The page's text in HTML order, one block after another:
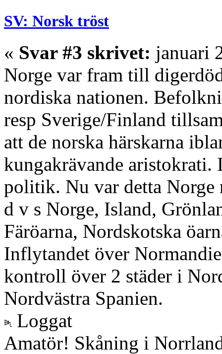
SV: Norsk tröst
« Svar #3 skrivet: januari
Norge var fram till
nordiska nationen.
resp Sverige/Finland
att de norska härskarna
kungakrävande aristokrati.
politik. Nu var detta Norge
d v s Norge, Island,
Färöarna, Nordskotska
Inflytandet över
kontroll över 2 städer i
Nordvästra Spanien.
Loggat
Amatör! Skåning i